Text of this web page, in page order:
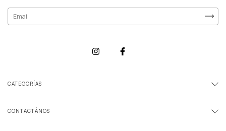
CATEGORÍAS
CONTACTÁNOS